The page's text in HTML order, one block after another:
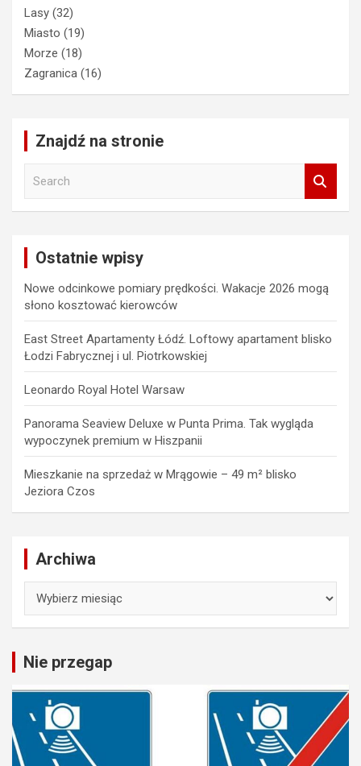
Lasy (32)
Miasto (19)
Morze (18)
Zagranica (16)
Znajdź na stronie
Ostatnie wpisy
Nowe odcinkowe pomiary prędkości. Wakacje 2026 mogą
słono kosztować kierowców
East Street Apartamenty Łódź. Loftowy apartament blisko
Łodzi Fabrycznej i ul. Piotrkowskiej
Leonardo Royal Hotel Warsaw
Panorama Seaview Deluxe w Punta Prima. Tak wygląda
wypoczynek premium w Hiszpanii
Mieszkanie na sprzedaż w Mrągowie – 49 m² blisko
Jeziora Czos
Archiwa
Nie przegap